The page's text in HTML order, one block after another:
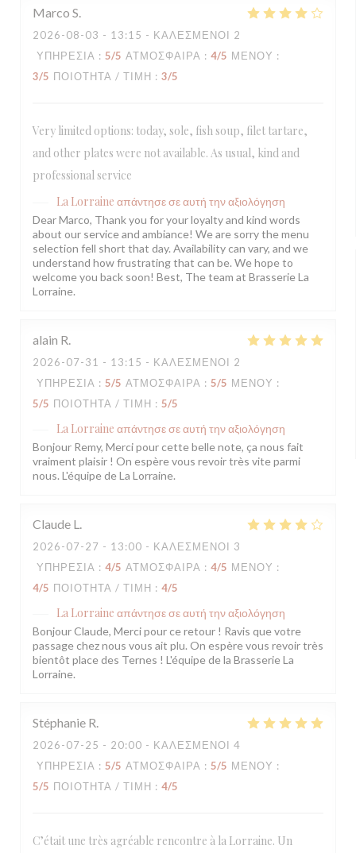
Marco S
2026-08-03 - 13:15 - ΚΑΛΕΣΜΈΝΟΙ 2
ΥΠΗΡΕΣΊΑ : 5/5 ΑΤΜΌΣΦΑΙΡΑ : 4/5 ΜΕΝΟΎ :
3/5 ΠΟΙΌΤΗΤΑ / ΤΙΜΉ : 3/5
Very limited options: today, sole, fish soup, filet tartare,
and other plates were not available. As usual, kind and
professional service
La Lorraine απάντησε σε αυτή την αξιολόγηση
Dear Marco, Thank you for your loyalty and kind words
about our service and ambiance! We are sorry the menu
selection fell short that day. Availability can vary, and we
understand how frustrating that can be. We hope to
welcome you back soon! Best, The team at Brasserie La
Lorraine.
alain R
2026-07-31 - 13:15 - ΚΑΛΕΣΜΈΝΟΙ 2
ΥΠΗΡΕΣΊΑ : 5/5 ΑΤΜΌΣΦΑΙΡΑ : 5/5 ΜΕΝΟΎ :
5/5 ΠΟΙΌΤΗΤΑ / ΤΙΜΉ : 5/5
La Lorraine απάντησε σε αυτή την αξιολόγηση
Bonjour Remy, Merci pour cette belle note, ça nous fait
vraiment plaisir ! On espère vous revoir très vite parmi
nous. L'équipe de La Lorraine.
Claude L
2026-07-27 - 13:00 - ΚΑΛΕΣΜΈΝΟΙ 3
ΥΠΗΡΕΣΊΑ : 4/5 ΑΤΜΌΣΦΑΙΡΑ : 4/5 ΜΕΝΟΎ :
4/5 ΠΟΙΌΤΗΤΑ / ΤΙΜΉ : 4/5
La Lorraine απάντησε σε αυτή την αξιολόγηση
Bonjour Claude, Merci pour ce retour ! Ravis que votre
passage chez nous vous ait plu. On espère vous revoir très
bientôt place des Ternes ! L'équipe de la Brasserie La
Lorraine.
Stéphanie R
2026-07-25 - 20:00 - ΚΑΛΕΣΜΈΝΟΙ 4
ΥΠΗΡΕΣΊΑ : 5/5 ΑΤΜΌΣΦΑΙΡΑ : 5/5 ΜΕΝΟΎ :
5/5 ΠΟΙΌΤΗΤΑ / ΤΙΜΉ : 4/5
C’était une très agréable rencontre à la Lorraine. Un